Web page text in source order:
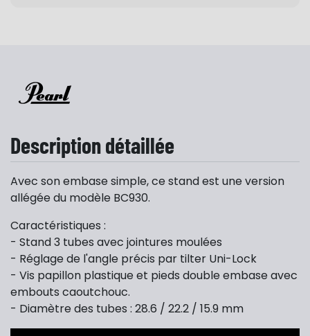
Description détaillée
Avec son embase simple, ce stand est une version
allégée du modèle BC930.
Caractéristiques :
- Stand 3 tubes avec jointures moulées
- Réglage de l'angle précis par tilter Uni-Lock
- Vis papillon plastique et pieds double embase avec
embouts caoutchouc.
- Diamètre des tubes : 28.6 / 22.2 / 15.9 mm